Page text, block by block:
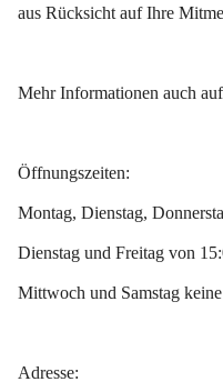
aus Rücksicht auf Ihre
Mehr Informationen auch
Öffnungszeiten:
Montag, Dienstag,
Dienstag und Freitag von
Mittwoch und Samstag
Adresse: